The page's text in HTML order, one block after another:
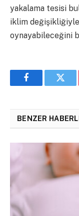
yakalama tesisi
iklim
oynayabileceğini
Facebook
BENZER